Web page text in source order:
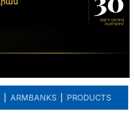
ARMBANKS PRODUCTS